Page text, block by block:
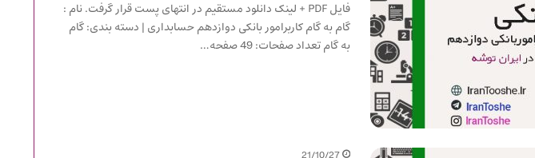
فایل PDF + لینک دانلود مستقیم در انتهای پست قرار گرفت. نام :
گام به گام کاربرامور بانکی دوازدهم حسابداری | دسته بندی: گام
به گام تعداد صفحات: 49 صفحه…